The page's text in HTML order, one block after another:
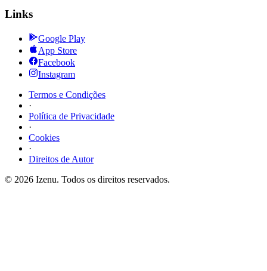
Links
Google Play
App Store
Facebook
Instagram
Termos e Condições
·
Política de Privacidade
·
Cookies
·
Direitos de Autor
© 2026 Izenu. Todos os direitos reservados.